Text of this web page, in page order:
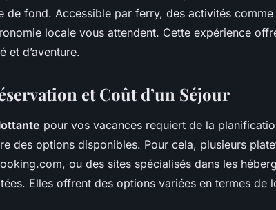
de fond. Accessible par ferry, des activités
locale vous attendent. Cette expérience
et d’aventure.
et Coût d’un Séjour
pour vos vacances requiert de la
des options disponibles. Pour cela, plusieurs
ou des sites spécialisés dans les
Elles offrent des options variées en termes de